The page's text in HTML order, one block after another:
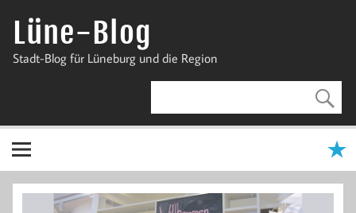
InhaltLüne-Blog
Stadt-Blog für Lüneburg und die Region